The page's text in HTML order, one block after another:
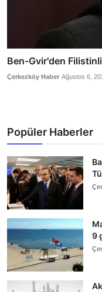
Ben-Gvir'den
Çerkezköy Haber Ağustos 6,
Popüler Haberler
9